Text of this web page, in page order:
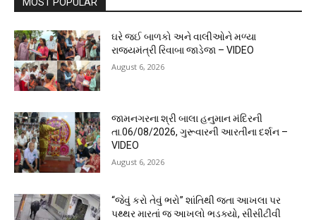
MOST POPULAR
ઘરે જઈ બાળકો અને વાલીઓને મળ્યા
રાજ્યમંત્રી રિવાબા જાડેજા – VIDEO
August 6, 2026
જામનગરના શ્રી બાલા હનુમાન મંદિરની
તા.06/08/2026, ગુરૂવારની આરતીના દર્શન –
VIDEO
August 6, 2026
“જેવું કરો તેવું ભરો” શાંતિથી જતા આખલા પર
પથ્થર મારતાં જ આખલો ભડક્યો, સીસીટીવી